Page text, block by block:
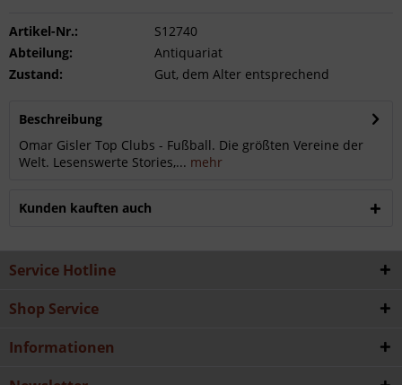
Artikel-Nr.:
S12740
Abteilung:
Antiquariat
Zustand:
Gut, dem Alter entsprechend
Beschreibung
Omar Gisler Top Clubs - Fußball. Die größten Vereine der
Welt. Lesenswerte Stories,... mehr
Kunden kauften auch
Service Hotline
Shop Service
Informationen